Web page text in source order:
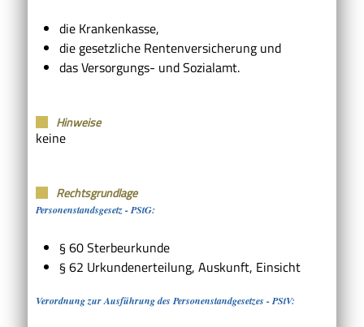
die Krankenkasse,
die gesetzliche Rentenversicherung und
das Versorgungs- und Sozialamt.
Hinweise
keine
Rechtsgrundlage
Personenstandsgesetz - PStG:
§ 60 Sterbeurkunde
§ 62 Urkundenerteilung, Auskunft, Einsicht
Verordnung zur Ausführung des Personenstandgesetzes - PStV: